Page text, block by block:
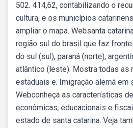
502. 414,62, contabilizando o
cultura, e os municípios
ampliar o mapa. Websanta
região sul do brasil que faz
do sul (sul), paraná (norte),
atlântico (leste). Mostra todas as
estaduais e. Imigração alemã em
Webconheça as características
econômicas, educacionais e
estado de santa catarina. Veja